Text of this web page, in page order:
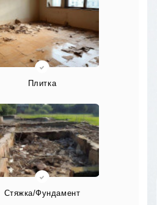
Плитка
Стяжка/Фундамент